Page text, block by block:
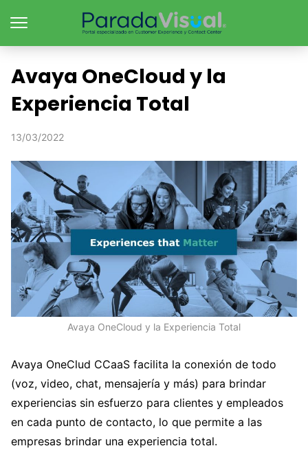
Avaya OneCloud y la
Experiencia Total
13/03/2022
Avaya OneCloud y la Experiencia Total
Avaya OneClud CCaaS facilita la conexión de todo
(voz, video, chat, mensajería y más) para brindar
experiencias sin esfuerzo para clientes y empleados
en cada punto de contacto, lo que permite a las
empresas brindar una experiencia total.